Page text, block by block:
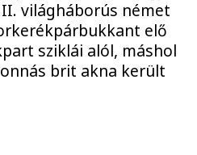
világháborús német
elő
sziklái alól, máshol
brit akna került